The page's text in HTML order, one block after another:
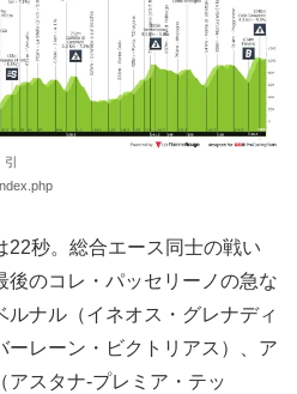
引
22秒。総合エース同士の戦い
後のコレ・パッセリーノの急な
ナル（イネオス・グレナディ
ーレーン・ビクトリアス）、ア
アスタナ-プレミア・テッ